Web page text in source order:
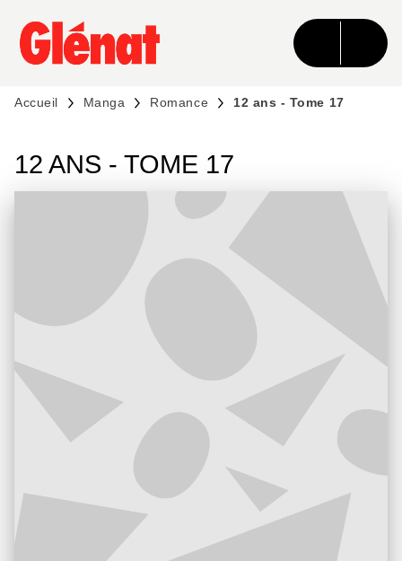
MENU RECHERCHE CONTENU
PIED DE PAGE
Accueil Manga Romance 12 ans - Tome 17
12 ANS - TOME 17